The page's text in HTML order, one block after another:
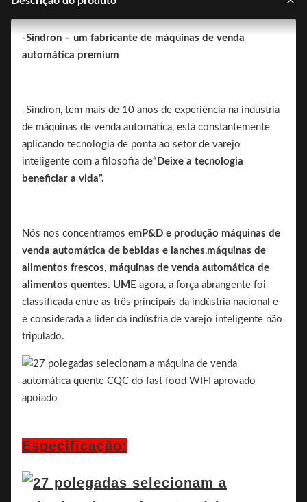
-Sindron – um fabricante de máquinas de venda
automática premium
-Sindron, tem mais de 10 anos de experiência na indústria
de máquinas de venda automática, está constantemente
aplicando tecnologia de ponta ao setor de varejo
inteligente com a filosofia de“Deixe a tecnologia
beneficiar a vida”.
Nós nos concentramos em P&D e produção máquinas de
venda automática de bebidas e lanches,máquinas de
alimentos frescos, máquinas de venda automática de
alimentos quentes. UM E agora, a força abrangente foi
classificada entre as três principais da indústria nacional e
é considerada a líder da indústria de varejo inteligente não
tripulado.
Especificação: